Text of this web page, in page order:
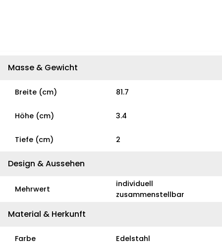
Masse & Gewicht
Breite (cm) 81.7
Höhe (cm) 3.4
Tiefe (cm) 2
Design & Aussehen
Mehrwert
individuell
zusammenstellbar
Material & Herkunft
Farbe Edelstahl